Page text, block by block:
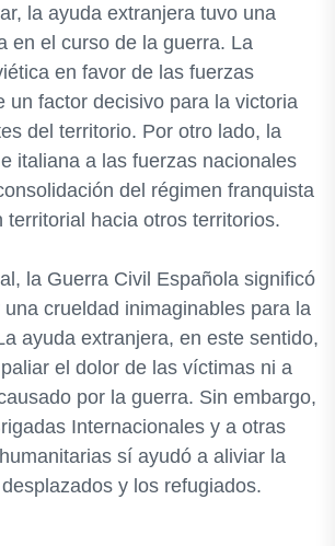
la ayuda extranjera tuvo una
en el curso de la guerra. La
en favor de las fuerzas
un factor decisivo para la victoria
del territorio. Por otro lado, la
italiana a las fuerzas nacionales
del régimen franquista
territorial hacia otros territorios.
la Guerra Civil Española significó
crueldad inimaginables para la
ayuda extranjera, en este sentido,
el dolor de las víctimas ni a
por la guerra. Sin embargo,
Internacionales y a otras
sí ayudó a aliviar la
y los refugiados.